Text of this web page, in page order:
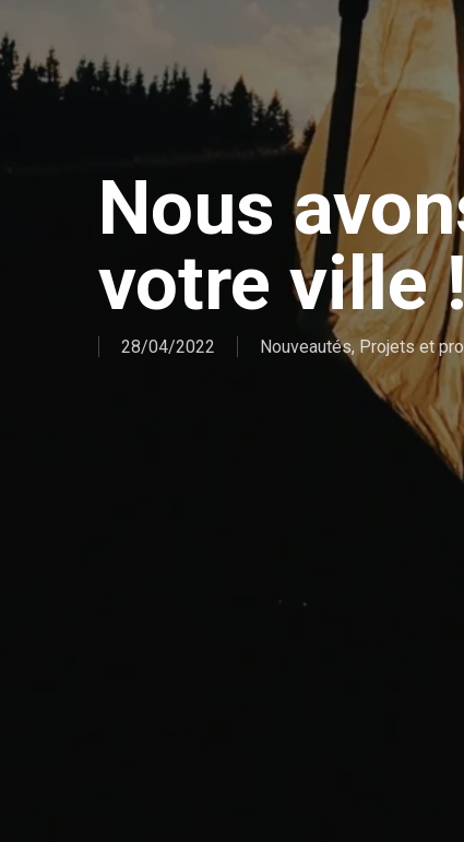
Nous
votre ville
28/04/2022 Nouveautés, Projets et